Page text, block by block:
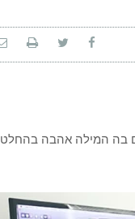
בה המילה אהבה בהחלט